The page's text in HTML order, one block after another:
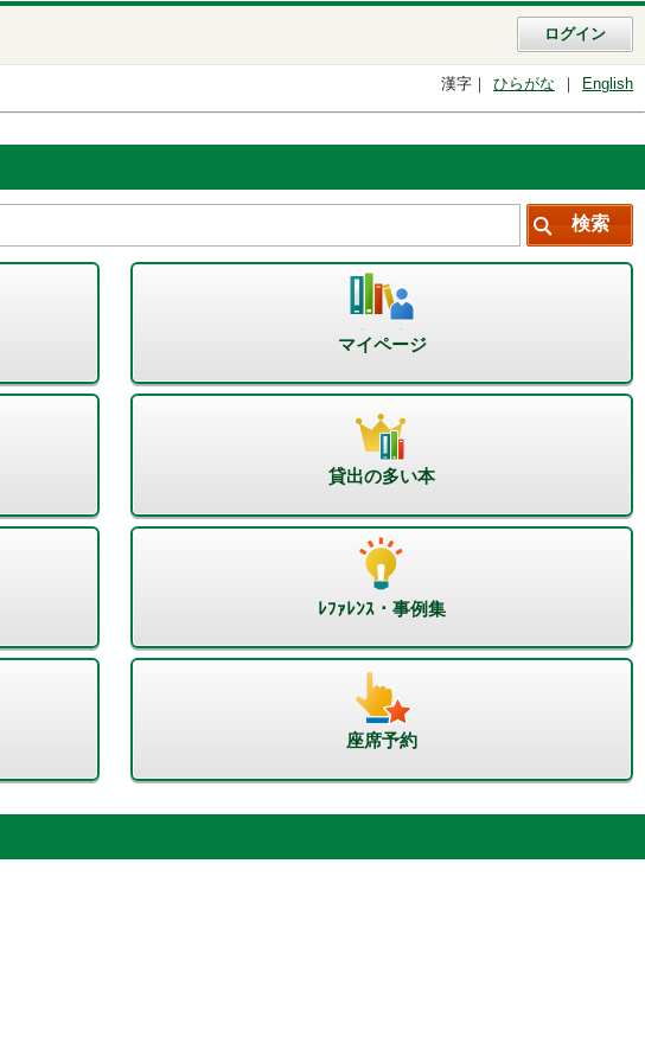
ログイン
漢字 ひらがな English
マイページ
貸出の多い本
ﾚﾌｧﾚﾝｽ・事例集
座席予約